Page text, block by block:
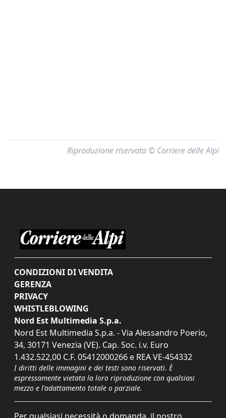
Riproduzione riservata © Corriere delle Alpi
CONDIZIONI DI VENDITA
GERENZA
PRIVACY
WHISTLEBLOWING
Nord Est Multimedia S.p.a.
Nord Est Multimedia S.p.a. - Via Alessandro Poerio,
34, 30171 Venezia (VE). Cap. Soc. i.v. Euro
1.432.522,00 C.F. 05412000266 e REA VE-454332
I diritti delle immagini e dei testi sono riservati. È
espressamente vietata la loro riproduzione con qualsiasi
mezzo e l'adattamento totale o parziale.